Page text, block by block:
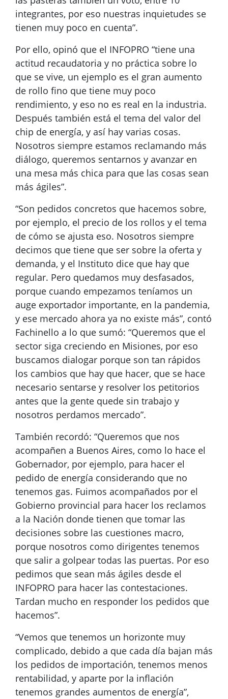
integrantes, por eso nuestras inquietudes se
tienen muy poco en cuenta”.
Por ello, opinó que el INFOPRO “tiene una
actitud recaudatoria y no práctica sobre lo
que se vive, un ejemplo es el gran aumento
de rollo fino que tiene muy poco
rendimiento, y eso no es real en la industria.
Después también está el tema del valor del
chip de energía, y así hay varias cosas.
Nosotros siempre estamos reclamando más
diálogo, queremos sentarnos y avanzar en
una mesa más chica para que las cosas sean
más ágiles”.
“Son pedidos concretos que hacemos sobre,
por ejemplo, el precio de los rollos y el tema
de cómo se ajusta eso. Nosotros siempre
decimos que tiene que ser sobre la oferta y
demanda, y el Instituto dice que hay que
regular. Pero quedamos muy desfasados,
porque cuando empezamos teníamos un
auge exportador importante, en la pandemia,
y ese mercado ahora ya no existe más”, contó
Fachinello a lo que sumó: “Queremos que el
sector siga creciendo en Misiones, por eso
buscamos dialogar porque son tan rápidos
los cambios que hay que hacer, que se hace
necesario sentarse y resolver los petitorios
antes que la gente quede sin trabajo y
nosotros perdamos mercado”.
También recordó: “Queremos que nos
acompañen a Buenos Aires, como lo hace el
Gobernador, por ejemplo, para hacer el
pedido de energía considerando que no
tenemos gas. Fuimos acompañados por el
Gobierno provincial para hacer los reclamos
a la Nación donde tienen que tomar las
decisiones sobre las cuestiones macro,
porque nosotros como dirigentes tenemos
que salir a golpear todas las puertas. Por eso
pedimos que sean más ágiles desde el
INFOPRO para hacer las contestaciones.
Tardan mucho en responder los pedidos que
hacemos”.
“Vemos que tenemos un horizonte muy
complicado, debido a que cada día bajan más
los pedidos de importación, tenemos menos
rentabilidad, y aparte por la inflación
tenemos grandes aumentos de energía”,